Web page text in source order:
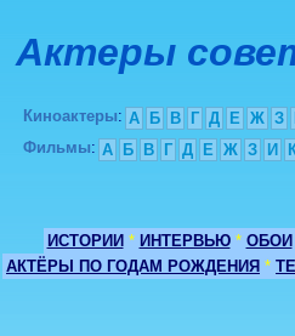
Актеры
Киноактеры: А Б В Г Д Е Ж З
Фильмы: А Б В Г Д Е Ж З И
ИСТОРИИ * ИНТЕРВЬЮ * ОБОИ
АКТЁРЫ ПО ГОДАМ РОЖДЕНИЯ *